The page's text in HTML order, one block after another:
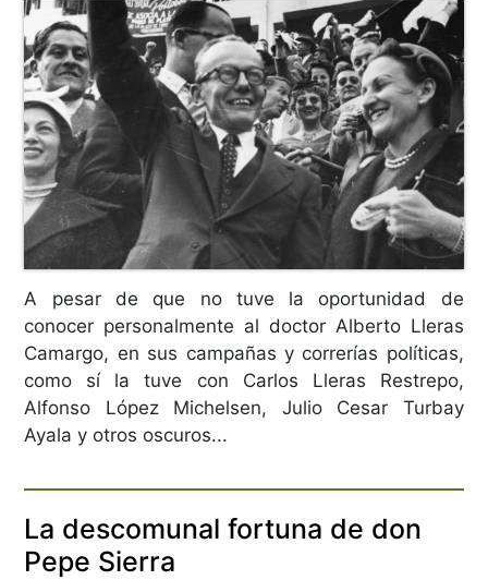
A pesar de que no tuve la oportunidad de
conocer personalmente al doctor Alberto Lleras
Camargo, en sus campañas y correrías políticas,
como sí la tuve con Carlos Lleras Restrepo,
Alfonso López Michelsen, Julio Cesar Turbay
Ayala y otros oscuros...
La descomunal fortuna de don
Pepe Sierra